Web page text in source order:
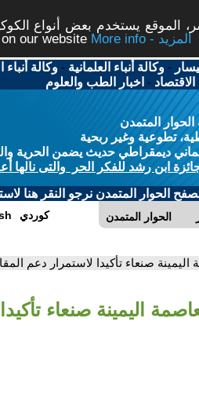
الموقع يستخدم بعض أنواع
our website
More info - المزيد
-وكالة أنباء العلمانية -وكالة أنباء
الاقتصاد - اخبار الطب والعلوم
المتمدن
تطوعية وغير ربحية
ديمقراطي حديث يضمن الحرية
ابن رشد للفكر الحر والتى نالها
الحوار المتمدن نرجو النقر هنا
الحوار المتمدن كوردي
صنعاء تأكيدا لاستمرار دعم
اليمينة صنعاء